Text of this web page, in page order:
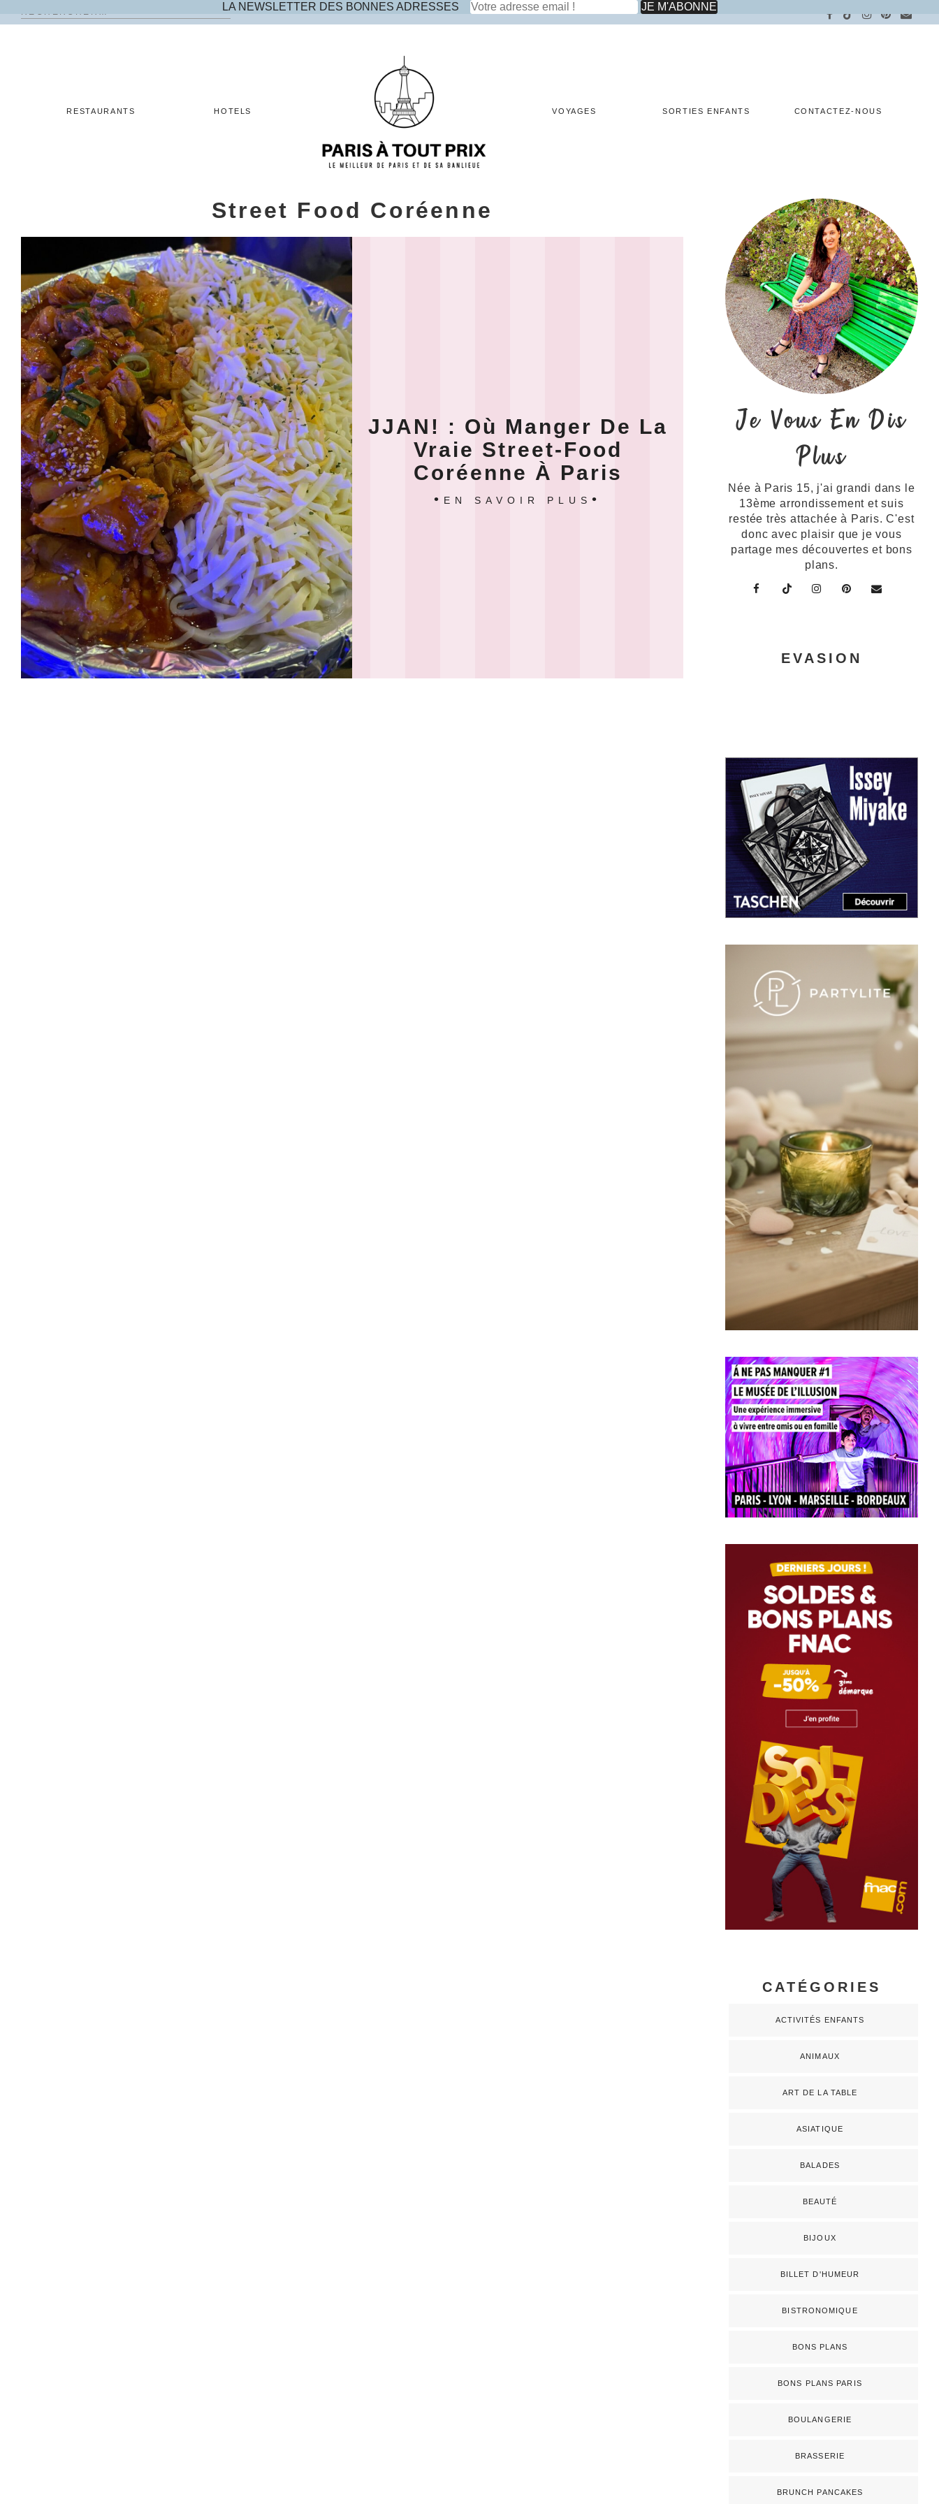
Rechercher :
RESTAURANTS HOTELS VOYAGES SORTIES ENFANTS CONTACTEZ-NOUS
Street Food Coréenne
JJAN! : Où Manger De La
Vraie Street-Food
Coréenne À Paris
EN SAVOIR PLUS
Je Vous En Dis
Plus
Née à Paris 15, j'ai grandi dans le
13ème arrondissement et suis
restée très attachée à Paris. C'est
donc avec plaisir que je vous
partage mes découvertes et bons
plans.
EVASION
CATÉGORIES
ACTIVITÉS ENFANTS
ANIMAUX
ART DE LA TABLE
ASIATIQUE
BALADES
BEAUTÉ
BIJOUX
BILLET D'HUMEUR
BISTRONOMIQUE
BONS PLANS
BONS PLANS PARIS
BOULANGERIE
BRASSERIE
BRUNCH PANCAKES
LA NEWSLETTER DES BONNES ADRESSES